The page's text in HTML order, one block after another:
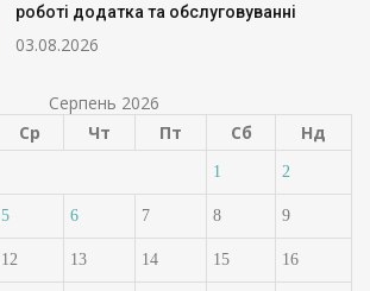
роботі додатка та обслуговуванні
03.08.2026
Серпень 2026
Ср Чт Пт Сб Нд
1 2
5 6 7 8 9
12 13 14 15 16